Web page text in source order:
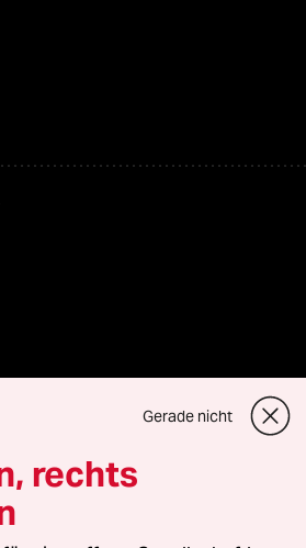
Vertriebs GmbH
Gerade nicht
rechts